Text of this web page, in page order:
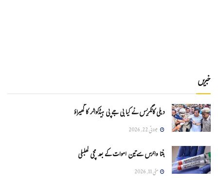
خبریں
دہلی کانگریس نے کیا بی جے پی ہیڈکواٹر کا گھیراؤ
جولائی 22, 2026
ہنتا وائرس سےتین اموات کے بعد مچی کھلبلی
مئی 11, 2026